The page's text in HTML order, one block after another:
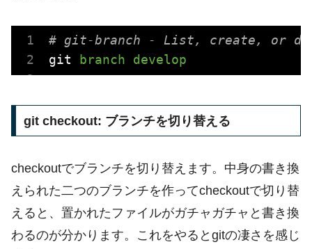
# git-branch - List, create, or
git
branch develop
git checkout: ブランチを切り替える
checkoutでブランチを切り替えます。中身の書き換
えられた二つのブランチを作ってcheckoutで切り替
えると、置かれたファイルがガチャガチャと書き換
わるのが分かります。これをやるとgitの凄さを感じ